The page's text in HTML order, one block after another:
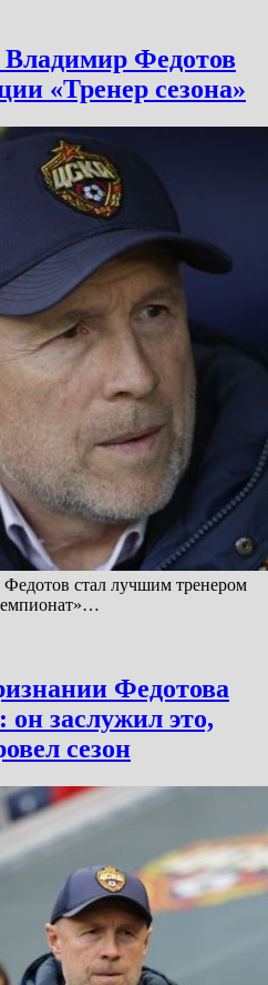
Федотов
«Тренер сезона»
стал лучшим тренером
Федотова
заслужил это,
сезон